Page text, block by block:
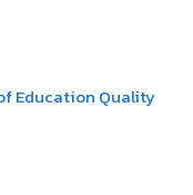
Education Quality